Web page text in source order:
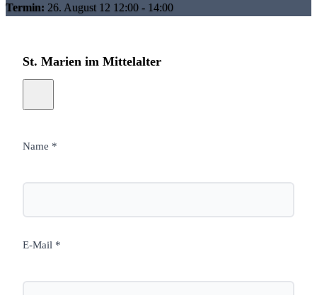
Termin: 26. August 12 12:00 - 14:00
St. Marien im Mittelalter
Name *
E-Mail *